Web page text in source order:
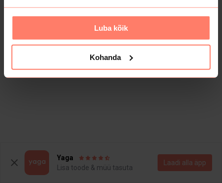
Luba kõik
Kohanda
Yaga
Lisa toode & müü tasuta
Laadi alla äpp